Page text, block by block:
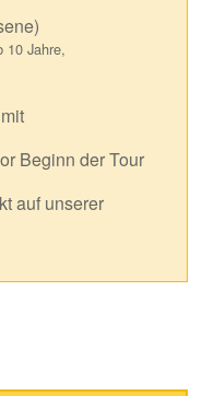
10 Jahre,
Beginn der Tour
auf unserer